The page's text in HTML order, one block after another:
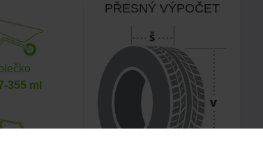
355 ml
PŘESNÝ VÝPOČET